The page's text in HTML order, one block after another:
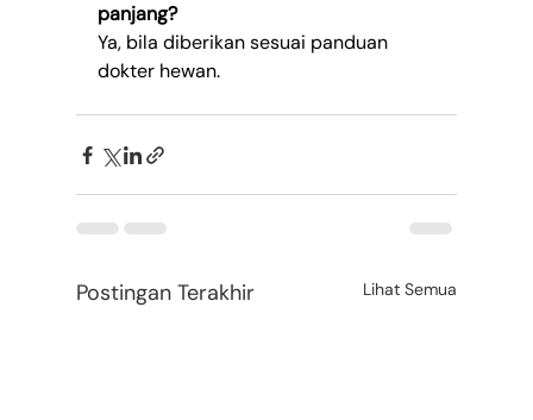
panjang?
Ya, bila diberikan sesuai panduan
dokter hewan.
Postingan Terakhir Lihat Semua